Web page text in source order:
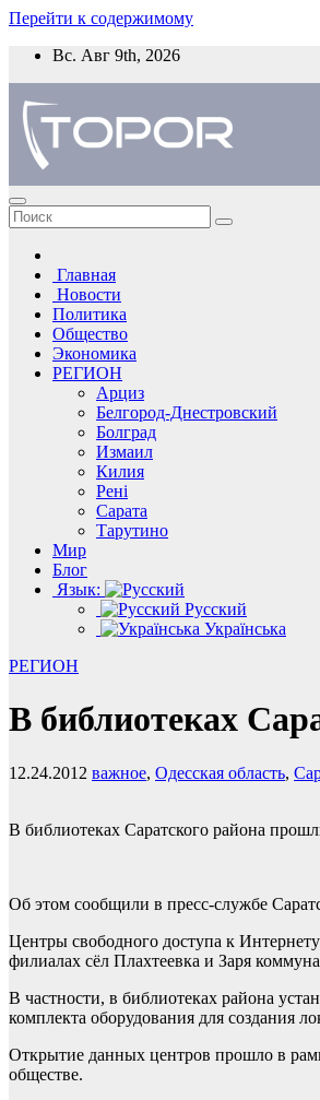
Перейти к содержимому
Вс. Авг 9th, 2026
Главная
Новости
Политика
Общество
Экономика
РЕГИОН
Арциз
Белгород-Днестровский
Болград
Измаил
Килия
Рені
Сарата
Тарутино
Мир
Блог
Язык:
Русский
Українська
РЕГИОН
В библиотеках
12.24.2012 важное, Одесская область,
В библиотеках Саратского района
Об этом сообщили в пресс-службе
Центры свободного доступа к
филиалах сёл Плахтеевка и Заря
В частности, в библиотеках района
комплекта оборудования для создания
Открытие данных центров прошло в
обществе.